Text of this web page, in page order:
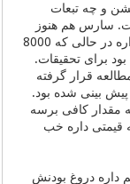
و چه تبعات
سارس هم هنوز
هم امکان بیماری زایی داره اما واکسن و دارو نداره در حالی که 8000
برای تحقیقات.
پیش مورد مطالعه قرار گرفته
پیش بینی شده بود.
مقدار کافی برسه
قیمتی داره خب
مبتلایان هم داره دروغ بودنش